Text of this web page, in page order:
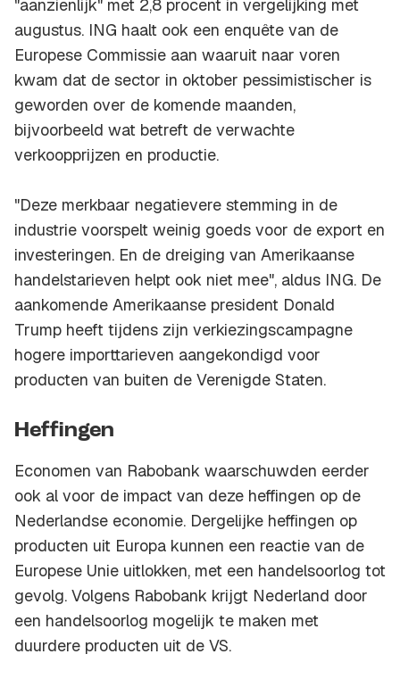
"aanzienlijk" met 2,8 procent in vergelijking met
augustus. ING haalt ook een enquête van de
Europese Commissie aan waaruit naar voren
kwam dat de sector in oktober pessimistischer is
geworden over de komende maanden,
bijvoorbeeld wat betreft de verwachte
verkoopprijzen en productie.
"Deze merkbaar negatievere stemming in de
industrie voorspelt weinig goeds voor de export en
investeringen. En de dreiging van Amerikaanse
handelstarieven helpt ook niet mee", aldus ING. De
aankomende Amerikaanse president Donald
Trump heeft tijdens zijn verkiezingscampagne
hogere importtarieven aangekondigd voor
producten van buiten de Verenigde Staten.
Heffingen
Economen van Rabobank waarschuwden eerder
ook al voor de impact van deze heffingen op de
Nederlandse economie. Dergelijke heffingen op
producten uit Europa kunnen een reactie van de
Europese Unie uitlokken, met een handelsoorlog tot
gevolg. Volgens Rabobank krijgt Nederland door
een handelsoorlog mogelijk te maken met
duurdere producten uit de VS.